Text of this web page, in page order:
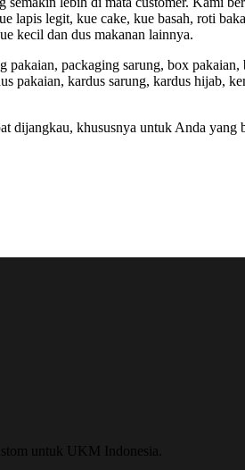
lapis legit, kue cake, kue basah, roti
kecil dan dus makanan lainnya.
packaging sarung, box
pakaian, kardus sarung, kardus hijab,
dijangkau, khususnya untuk Anda
untuk UKM Indonesia.